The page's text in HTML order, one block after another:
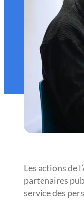
Les actions de
partenaires
service des